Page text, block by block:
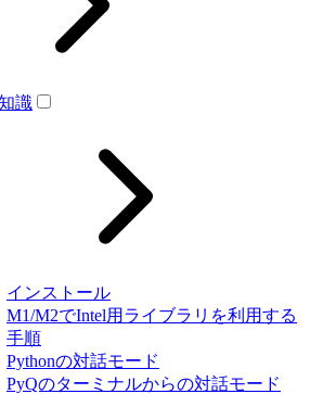
識
インストール
M1/M2でIntel用ライブラリを利用する
手順
Pythonの対話モード
PyQのターミナルからの対話モード